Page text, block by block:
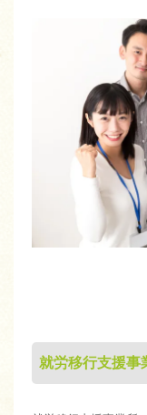
就労移行支援事